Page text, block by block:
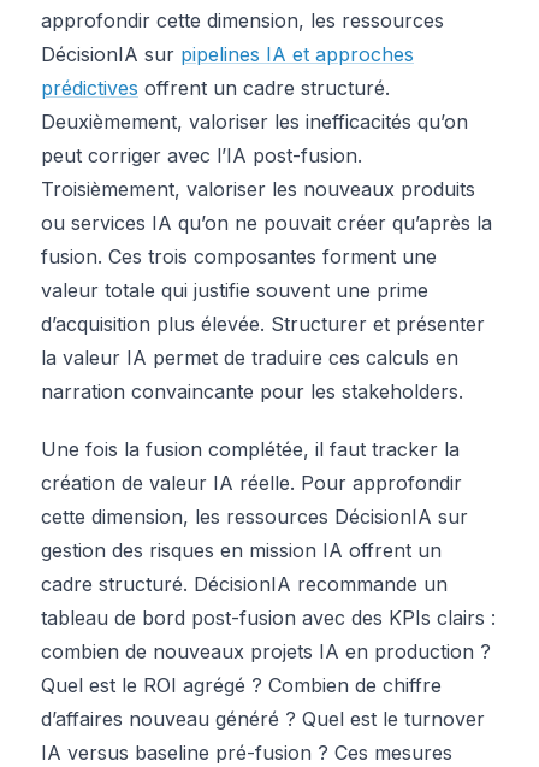
approfondir cette dimension, les ressources
DécisionIA sur pipelines IA et approches
prédictives offrent un cadre structuré.
Deuxièmement, valoriser les inefficacités qu’on
peut corriger avec l’IA post-fusion.
Troisièmement, valoriser les nouveaux produits
ou services IA qu’on ne pouvait créer qu’après la
fusion. Ces trois composantes forment une
valeur totale qui justifie souvent une prime
d’acquisition plus élevée. Structurer et présenter
la valeur IA permet de traduire ces calculs en
narration convaincante pour les stakeholders.
Une fois la fusion complétée, il faut tracker la
création de valeur IA réelle. Pour approfondir
cette dimension, les ressources DécisionIA sur
gestion des risques en mission IA offrent un
cadre structuré. DécisionIA recommande un
tableau de bord post-fusion avec des KPIs clairs :
combien de nouveaux projets IA en production ?
Quel est le ROI agrégé ? Combien de chiffre
d’affaires nouveau généré ? Quel est le turnover
IA versus baseline pré-fusion ? Ces mesures